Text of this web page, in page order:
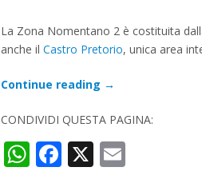
La Zona Nomentano 2 è costituita
anche il Castro Pretorio, unica area
Continue reading →
CONDIVIDI QUESTA PAGINA:
WhatsApp
Facebook
X